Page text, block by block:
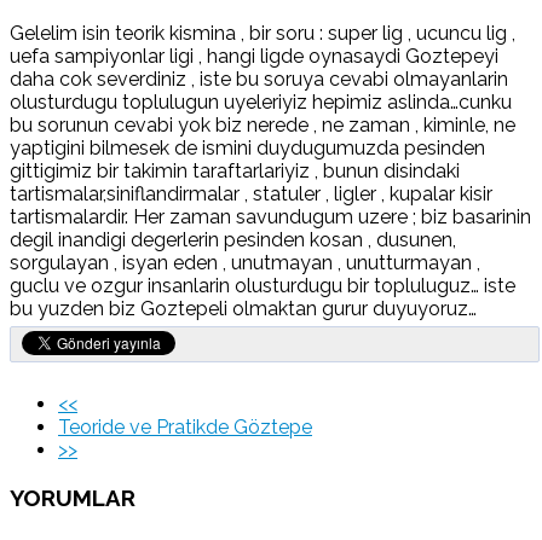
Gelelim isin teorik kismina , bir soru : super lig , ucuncu lig ,
uefa sampiyonlar ligi , hangi ligde oynasaydi Goztepeyi
daha cok severdiniz , iste bu soruya cevabi olmayanlarin
olusturdugu toplulugun uyeleriyiz hepimiz aslinda…cunku
bu sorunun cevabi yok biz nerede , ne zaman , kiminle, ne
yaptigini bilmesek de ismini duydugumuzda pesinden
gittigimiz bir takimin taraftarlariyiz , bunun disindaki
tartismalar,siniflandirmalar , statuler , ligler , kupalar kisir
tartismalardir. Her zaman savundugum uzere ; biz basarinin
degil inandigi degerlerin pesinden kosan , dusunen,
sorgulayan , isyan eden , unutmayan , unutturmayan ,
guclu ve ozgur insanlarin olusturdugu bir topluluguz… iste
bu yuzden biz Goztepeli olmaktan gurur duyuyoruz…
<<
Teoride ve Pratikde Göztepe
>>
YORUMLAR